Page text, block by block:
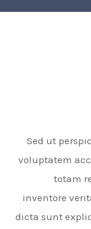
Sed ut
voluptatem
totam
inventore
dicta sunt